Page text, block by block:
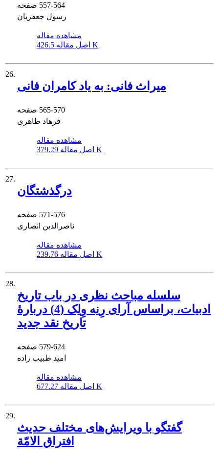
557-564
رسول جعفریان
مشاهده مقاله
اصل مقاله 426.5 K
26.
میراث فانی: به یاد کامران فانی
565-570
فرهاد طاهری
مشاهده مقاله
اصل مقاله 379.29 K
27.
درگذشتگان
571-576
ناصرالدین انصاری
مشاهده مقاله
اصل مقاله 239.76 K
28.
سلسله مباحث نظری در باب تاریخ
ادبیات، براساس آرای رِنِه وِلِک (4) دربارۀ
تاریخ نقد جدید
579-624
امید طبیب زاده
مشاهده مقاله
اصل مقاله 677.27 K
29.
گفتگو با ویرایش‌های مختلف حدیث
افتراق الامّة